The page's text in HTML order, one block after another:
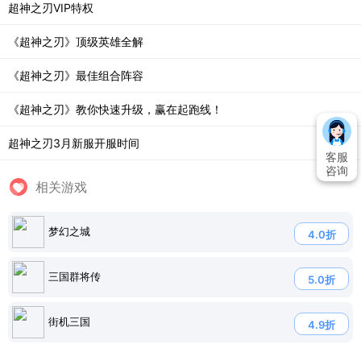
超神之刃VIP特权
《超神之刃》顶级英雄全解
《超神之刃》最佳组合阵容
《超神之刃》教你快速升级，赢在起跑线！
超神之刃3月新服开服时间
相关游戏
梦幻之城 4.0折
三国群将传 5.0折
街机三国 4.9折
客服
咨询